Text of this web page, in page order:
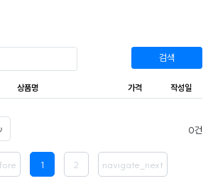
검색
상품명 가격 작성일
1 2 navigate_next
0